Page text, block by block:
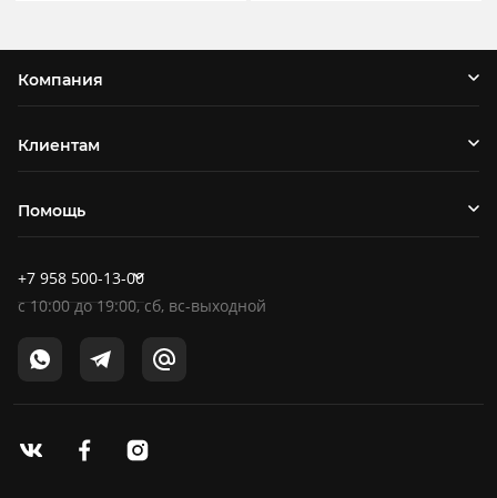
Компания
Клиентам
Помощь
+7 958 500-13-00
c10:00до19:00, сб, вс-выходной